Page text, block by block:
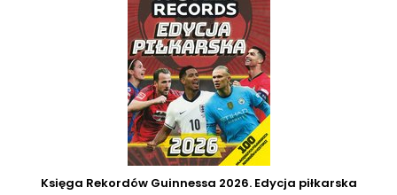
Księga Rekordów Guinnessa 2026. Edycja piłkarska